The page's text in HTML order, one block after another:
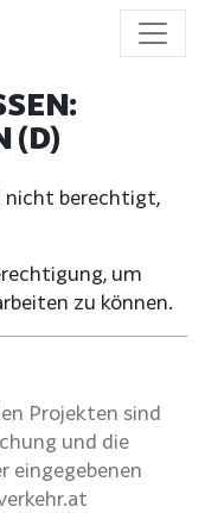
(D)
nicht berechtigt,
um
zu können.
Projekten sind
und die
eingegebenen